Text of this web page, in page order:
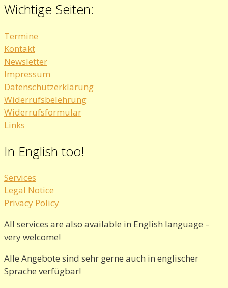
Wichtige Seiten:
Termine
Kontakt
Newsletter
Impressum
Datenschutzerklärung
Widerrufsbelehrung
Widerrufsformular
Links
In English too!
Services
Legal Notice
Privacy Policy
All services are also available in English language –
very welcome!
Alle Angebote sind sehr gerne auch in englischer
Sprache verfügbar!